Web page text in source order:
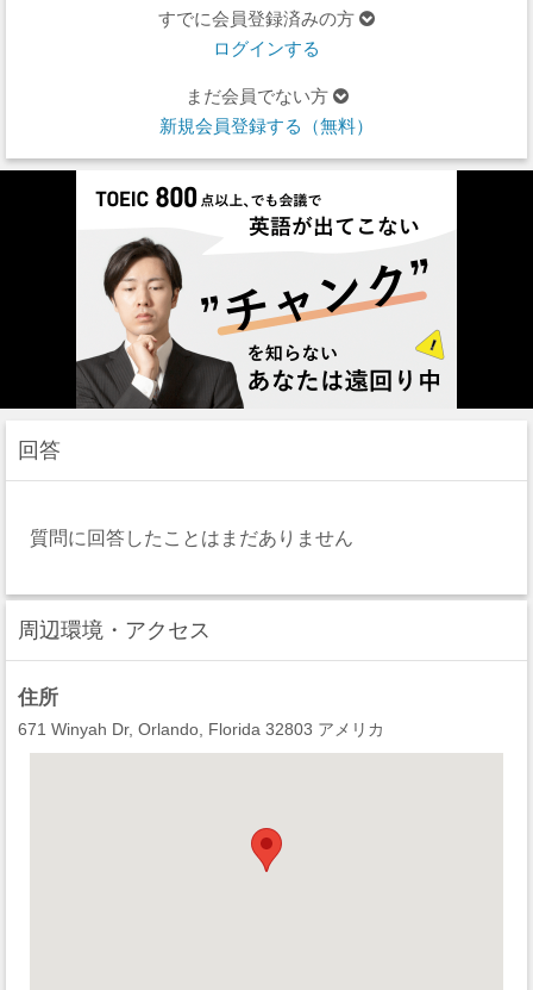
すでに会員登録済みの方
ログインする
まだ会員でない方
新規会員登録する（無料）
回答
質問に回答したことはまだありません
周辺環境・アクセス
住所
671 Winyah Dr, Orlando, Florida 32803 アメリカ